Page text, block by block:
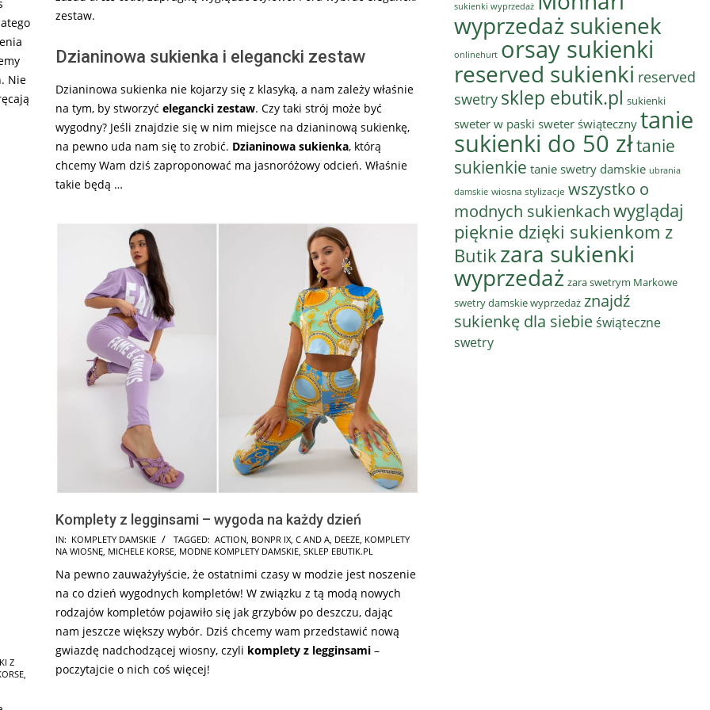
Nie
zestaw.
Dzianinowa sukienka i elegancki zestaw
Dzianinowa sukienka nie kojarzy się z klasyką, a nam zależy właśnie
na tym, by stworzyć elegancki zestaw. Czy taki strój może być
wygodny? Jeśli znajdzie się w nim miejsce na dzianinową sukienkę,
na pewno uda nam się to zrobić. Dzianinowa sukienka, którą
chcemy Wam dziś zaproponować ma jasnoróżowy odcień. Właśnie
takie będą …
Z
,
Komplety z legginsami – wygoda na każdy dzień
2025-
05-
29
IN: KOMPLETY DAMSKIE TAGGED: ACTION BONPR IX C AND A DEEZE KOMPLETY
NA WIOSNĘ MICHELE KORSE MODNE KOMPLETY DAMSKIE SKLEP EBUTIK.PL
Na pewno zauważyłyście, że ostatnimi czasy w modzie jest noszenie
na co dzień wygodnych kompletów! W związku z tą modą nowych
rodzajów kompletów pojawiło się jak grzybów po deszczu, dając
nam jeszcze większy wybór. Dziś chcemy wam przedstawić nową
gwiazdę nadchodzącej wiosny, czyli komplety z legginsami –
poczytajcie o nich coś więcej!
sukienki wyprzedaż
wyprzedaż sukienek
onlinehurt orsay sukienki
reserved sukienki reserved
swetry sklep ebutik.pl sukienki
sweter w paski sweter świątecznytanie
sukienki do 50 złtanie
sukienkie tanie swetry damskie ubrania
damskie wiosna stylizacje wszystko o
modnych sukienkachwyglądaj
pięknie dzięki sukienkom z
Butik zara sukienki
wyprzedaż zara swetrym Markowe
swetry damskie wyprzedaż znajdź
sukienkę dla siebieświąteczne
swetry